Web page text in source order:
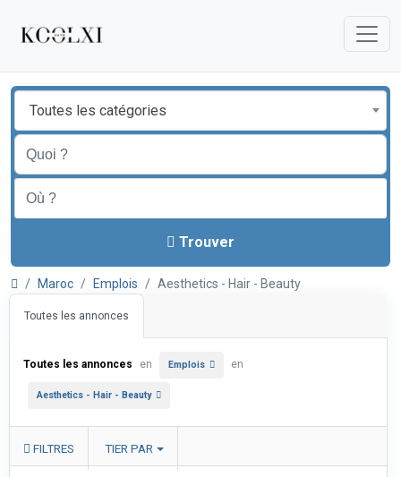
Toutes les catégories
Trouver
Maroc Emplois Aesthetics - Hair - Beauty
Toutes les annonces
Toutes les annonces en Emplois en
Aesthetics - Hair - Beauty
FILTRES TIER PAR